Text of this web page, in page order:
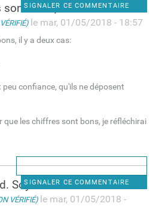
SIGNALER CE COMMENTAIRE
sont bons,
le mar, 01/05/2018 - 18:57
il y a deux cas:
confiance, qu'ils ne déposent
que les chiffres sont bons, je réfléchirai
SIGNALER CE COMMENTAIRE
Soyons
VÉRIFIÉ)le mar, 01/05/2018 -